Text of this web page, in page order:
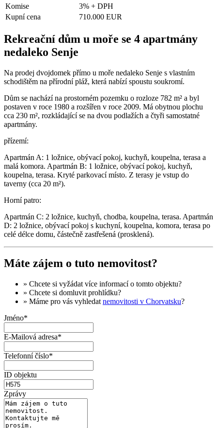
Komise
3% + DPH
Kupní cena
710.000 EUR
Rekreační dům u moře se 4 apartmány
nedaleko Senje
Na prodej dvojdomek přímo u moře nedaleko Senje s vlastním
schodištěm na přírodní pláž, která nabízí spoustu soukromí.
Dům se nachází na prostorném pozemku o rozloze 782 m² a byl
postaven v roce 1980 a rozšířen v roce 2009. Má obytnou plochu
cca 230 m², rozkládající se na dvou podlažích a čtyři samostatné
apartmány.
přízemí:
Apartmán A: 1 ložnice, obývací pokoj, kuchyň, koupelna, terasa a
malá komora. Apartmán B: 1 ložnice, obývací pokoj, kuchyň,
koupelna, terasa. Kryté parkovací místo. Z terasy je vstup do
taverny (cca 20 m²).
Horní patro:
Apartmán C: 2 ložnice, kuchyň, chodba, koupelna, terasa. Apartmán
D: 2 ložnice, obývací pokoj s kuchyní, koupelna, komora, terasa po
celé délce domu, částečně zastřešená (prosklená).
Máte zájem o tuto nemovitost?
» Chcete si vyžádat více informacío tomto objektu?
» Chcete si domluvit prohlídku?
» Máme pro vás vyhledat nemovitosti v Chorvatsku?
Jméno*
E-Mailová adresa*
Telefonní číslo*
ID objektu
Zprávy